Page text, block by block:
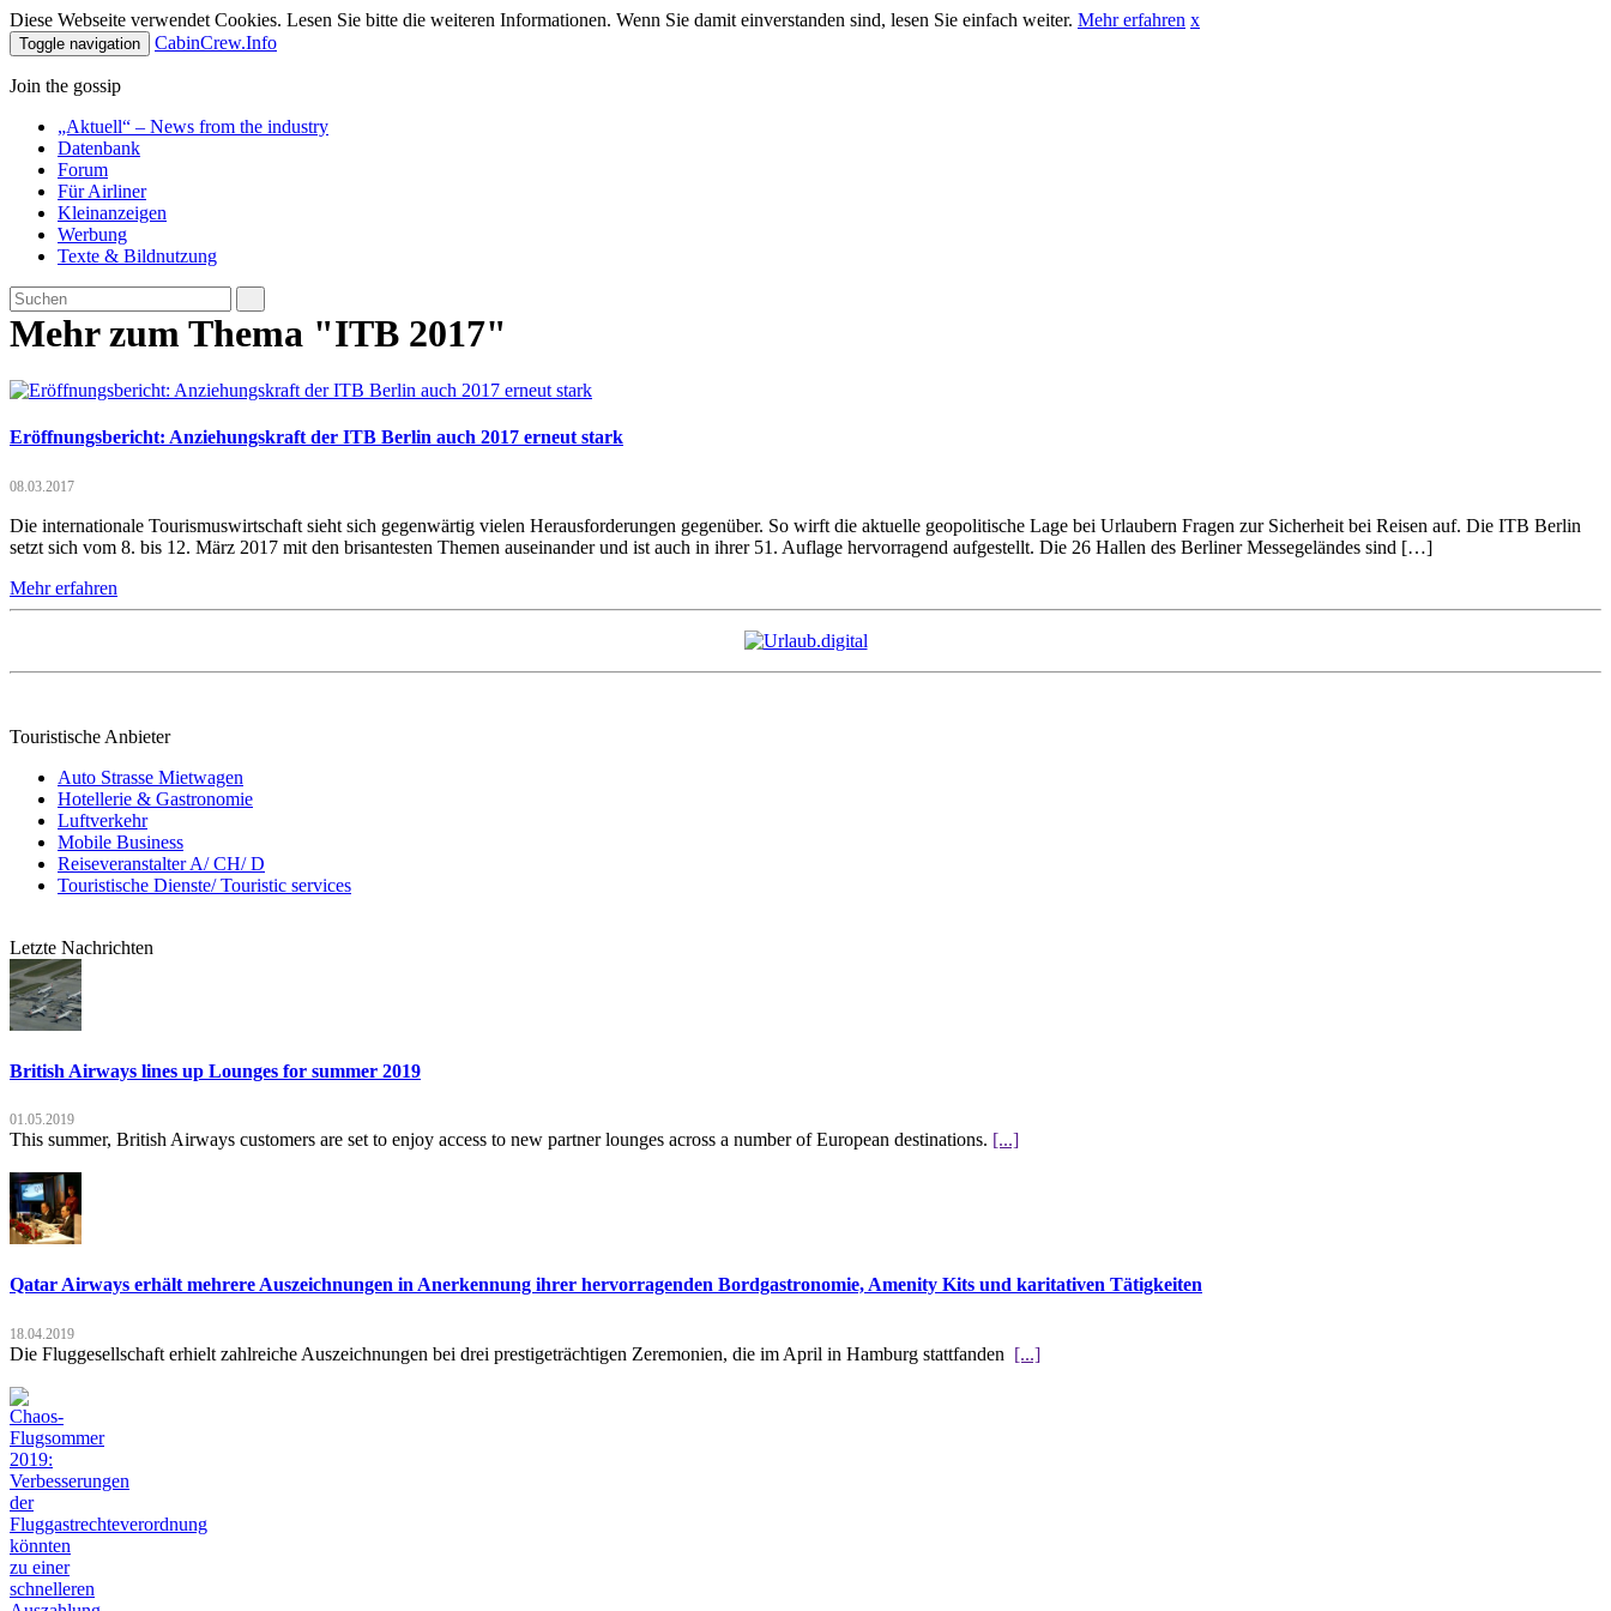
Diese Webseite verwendet Cookies. Lesen Sie bitte die weiteren Informationen. Wenn Sie damit einverstanden sind, lesen Sie einfach weiter. Mehr erfahren x
Toggle navigation CabinCrew.Info
Join the gossip
„Aktuell“ – News from the industry
Datenbank
Forum
Für Airliner
Kleinanzeigen
Werbung
Texte & Bildnutzung
Mehr zum Thema "ITB 2017"
Eröffnungsbericht: Anziehungskraft der ITB Berlin auch 2017 erneut stark
08.03.2017
Die internationale Tourismuswirtschaft sieht sich gegenwärtig vielen Herausforderungen gegenüber. So wirft die aktuelle geopolitische Lage bei Urlaubern Fragen zur Sicherheit bei Reisen auf. Die ITB Berlin
setzt sich vom 8. bis 12. März 2017 mit den brisantesten Themen auseinander und ist auch in ihrer 51. Auflage hervorragend aufgestellt. Die 26 Hallen des Berliner Messegeländes sind […]
Mehr erfahren
Touristische Anbieter
Auto Strasse Mietwagen
Hotellerie & Gastronomie
Luftverkehr
Mobile Business
Reiseveranstalter A/ CH/ D
Touristische Dienste/ Touristic services
Letzte Nachrichten
British Airways lines up Lounges for summer 2019
01.05.2019
This summer, British Airways customers are set to enjoy access to new partner lounges across a number of European destinations. [...]
Qatar Airways erhält mehrere Auszeichnungen in Anerkennung ihrer hervorragenden Bordgastronomie, Amenity Kits und karitativen Tätigkeiten
18.04.2019
Die Fluggesellschaft erhielt zahlreiche Auszeichnungen bei drei prestigeträchtigen Zeremonien, die im April in Hamburg stattfanden [...]